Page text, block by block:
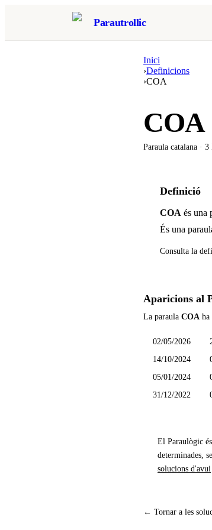
Parautrollic
Inici
›Definicions
›COA
COA
Paraula catalana · 3
Definició
COA és una
És una
Consulta la
Aparicions al
La paraula COA ha
02/05/2026
14/10/2024
05/01/2024
31/12/2022
El Paraulògic
determinades,
solucions d'avui
← Tornar a les